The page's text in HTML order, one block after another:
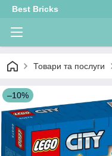
Best Bricks
Товари та послуги
–10%